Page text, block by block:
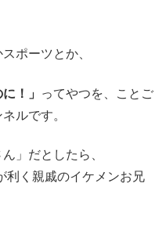
ポーツとか、
！」
ってやつを、ことご
ルです。
」だとしたら、
利く親戚のイケメンお兄